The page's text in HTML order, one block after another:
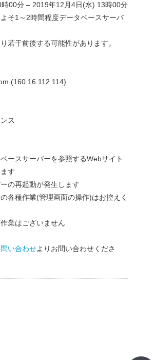
00分 – 2019年12月4日(水) 13時00分
そ1～2時間程度データベースサーバ
若干前後する可能性があります。
(160.16.112.114)
ス
ースサーバーを参照するWebサイト
す
の再起動が発生します
各種作業(管理画面の操作)はお控えく
業はございません
い合わせよりお問い合わせくださ